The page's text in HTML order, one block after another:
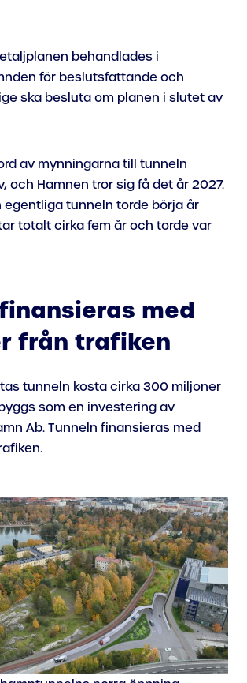
behandlades i
för beslutsfattande och
ska besluta om planen i slutet av
av mynningarna till tunneln
och Hamnen tror sig få det år 2027.
egentliga tunneln torde börja år
totalt cirka fem år och torde var
med
från trafiken
tunneln kosta cirka 300 miljoner
som en investering av
Ab. Tunneln finansieras med